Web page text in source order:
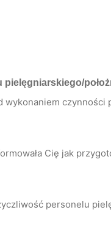
pielęgniarskiego/
wykonaniem czynności
Cię jak
personelu